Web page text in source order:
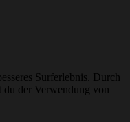
Surferlebnis. Durch
du der Verwendung von